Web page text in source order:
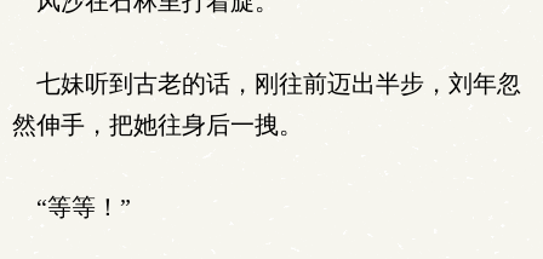
七妹听到古老的话，刚往前迈出半步，刘年忽
然伸手，把她往身后一拽。
“等等！”